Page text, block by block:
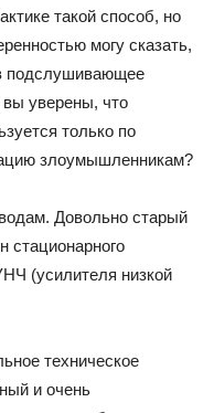
такой способ, но
могу сказать,
подслушивающее
вы уверены, что
только по
злоумышленникам?
Довольно старый
стационарного
(усилителя низкой
техническое
и очень